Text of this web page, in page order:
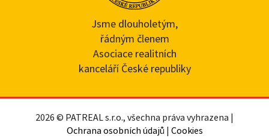
Jsme dlouholetým,
řádným členem
Asociace realitních
kanceláří České republiky
2026 © PATREAL s.r.o., všechna práva vyhrazena |
Ochrana osobních údajů | Cookies